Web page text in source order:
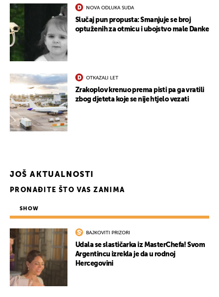
NOVA ODLUKA SUDA
Slučaj pun propusta: Smanjuje se broj
optuženih za otmicu i ubojstvo male Danke
OTKAZALI LET
Zrakoplov krenuo prema pisti pa ga vratili
zbog djeteta koje se nije htjelo vezati
JOŠ AKTUALNOSTI
PRONAĐITE ŠTO VAS ZANIMA
SHOW
BAJKOVITI PRIZORI
Udala se slastičarka iz MasterChefa! Svom
Argentincu izrekla je da u rodnoj
Hercegovini